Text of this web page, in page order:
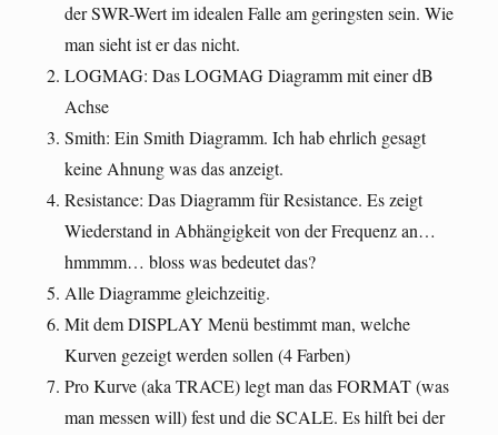
der SWR-Wert im idealen Falle am geringsten sein. Wie
man sieht ist er das nicht.
LOGMAG: Das LOGMAG Diagramm mit einer dB
Achse
Smith: Ein Smith Diagramm. Ich hab ehrlich gesagt
keine Ahnung was das anzeigt.
Resistance: Das Diagramm für Resistance. Es zeigt
Wiederstand in Abhängigkeit von der Frequenz an…
hmmmm… bloss was bedeutet das?
Alle Diagramme gleichzeitig.
Mit dem DISPLAY Menü bestimmt man, welche
Kurven gezeigt werden sollen (4 Farben)
Pro Kurve (aka TRACE) legt man das FORMAT (was
man messen will) fest und die SCALE. Es hilft bei der